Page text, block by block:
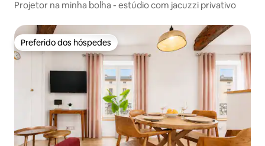
Projetor na minha bolha - estúdio com jacuzzi privativo
Preferido dos hóspedes
Preferido dos hóspedes